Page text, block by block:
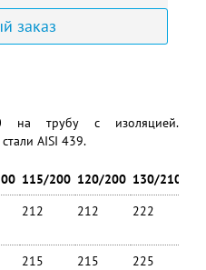
заказ
на трубу с изоляцией.
AISI 439.
115/200 120/200 130/210
212 212 222
215 215 225